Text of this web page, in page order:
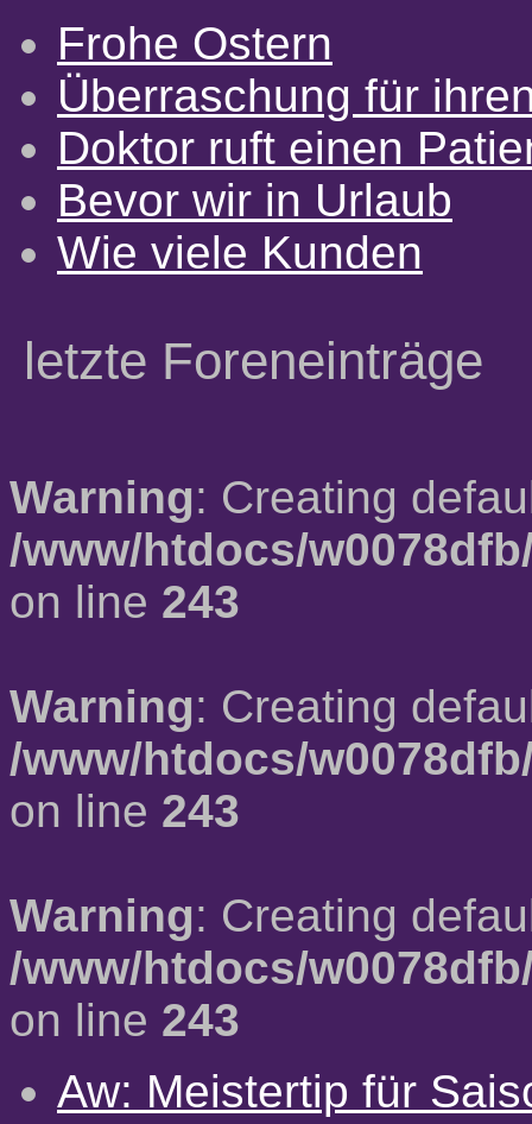
Frohe Ostern
Überraschung für
Doktor ruft einen
Bevor wir in Urlaub
Wie viele Kunden
letzte Foreneinträge
Warning: Creating
/www/htdocs/
on line 243
Warning: Creating
/www/htdocs/
on line 243
Warning: Creating
/www/htdocs/
on line 243
Aw: Meistertip für